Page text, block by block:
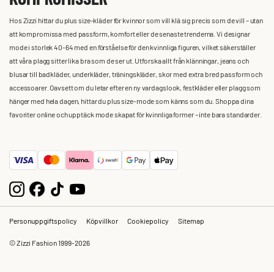
Hos Zizzi hittar du plus size-kläder för kvinnor som vill klä sig precis som de vill – utan
att kompromissa med passform, komfort eller de senaste trenderna. Vi designar
mode i storlek 40-64 med en förståelse för den kvinnliga figuren, vilket säkerställer
att våra plagg sitter lika bra som de ser ut. Utforska allt från klänningar, jeans och
blusar till badkläder, underkläder, träningskläder, skor med extra bred passform och
accessoarer. Oavsett om du letar efter en ny vardagslook, festkläder eller plagg som
hänger med hela dagen, hittar du plus size-mode som känns som du. Shoppa dina
favoriter online och upptäck mode skapat för kvinnliga former – inte bara standarder.
Personuppgiftspolicy Köpvillkor Cookiepolicy Sitemap
© Zizzi Fashion 1999-2026